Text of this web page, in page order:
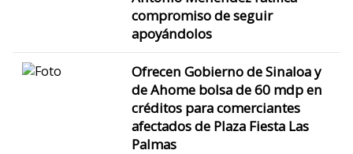
compromiso de seguir
apoyándolos
Ofrecen Gobierno de Sinaloa y
de Ahome bolsa de 60 mdp en
créditos para comerciantes
afectados de Plaza Fiesta Las
Palmas